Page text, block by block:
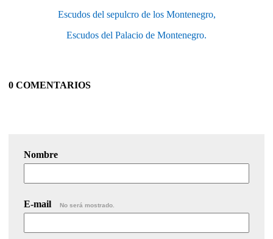
Escudos del sepulcro de los Montenegro,
Escudos del Palacio de Montenegro.
0 COMENTARIOS
Nombre
E-mail No será mostrado.